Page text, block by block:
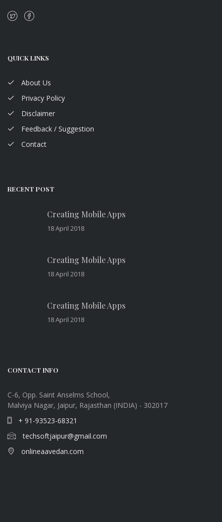
QUICK LINKS
About Us
Privacy Policy
Disclaimer
Feedback / Suggestion
Contact
RECENT POST
Creating Mobile Apps
18 April 2018
Creating Mobile Apps
18 April 2018
Creating Mobile Apps
18 April 2018
CONTACT INFO
C-6, Opp. Saint Anselms School,
Malviya Nagar, Jaipur, Rajasthan (INDIA) - 302017
+ 91-93523-68321
techsoftjaipur@gmail.com
onlineaavedan.com